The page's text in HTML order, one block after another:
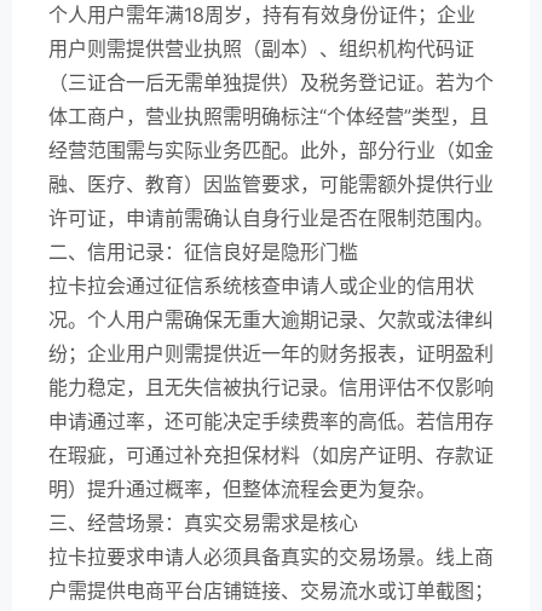
个人用户需年满18周岁，持有有效身份证件；企业
用户则需提供营业执照（副本）、组织机构代码证
（三证合一后无需单独提供）及税务登记证。若为个
体工商户，营业执照需明确标注“个体经营”类型，且
经营范围需与实际业务匹配。此外，部分行业（如金
融、医疗、教育）因监管要求，可能需额外提供行业
许可证，申请前需确认自身行业是否在限制范围内。
二、信用记录：征信良好是隐形门槛
拉卡拉会通过征信系统核查申请人或企业的信用状
况。个人用户需确保无重大逾期记录、欠款或法律纠
纷；企业用户则需提供近一年的财务报表，证明盈利
能力稳定，且无失信被执行记录。信用评估不仅影响
申请通过率，还可能决定手续费率的高低。若信用存
在瑕疵，可通过补充担保材料（如房产证明、存款证
明）提升通过概率，但整体流程会更为复杂。
三、经营场景：真实交易需求是核心
拉卡拉要求申请人必须具备真实的交易场景。线上商
户需提供电商平台店铺链接、交易流水或订单截图；